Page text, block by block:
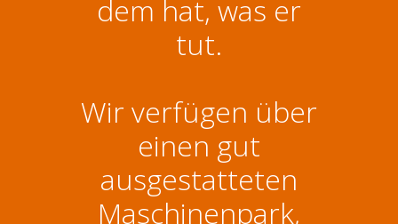
dem hat, was er
tut.
Wir verfügen über
einen gut
ausgestatteten
Maschinenpark,